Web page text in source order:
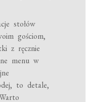
stołów
gościom,
z ręcznie
menu w
to detale,